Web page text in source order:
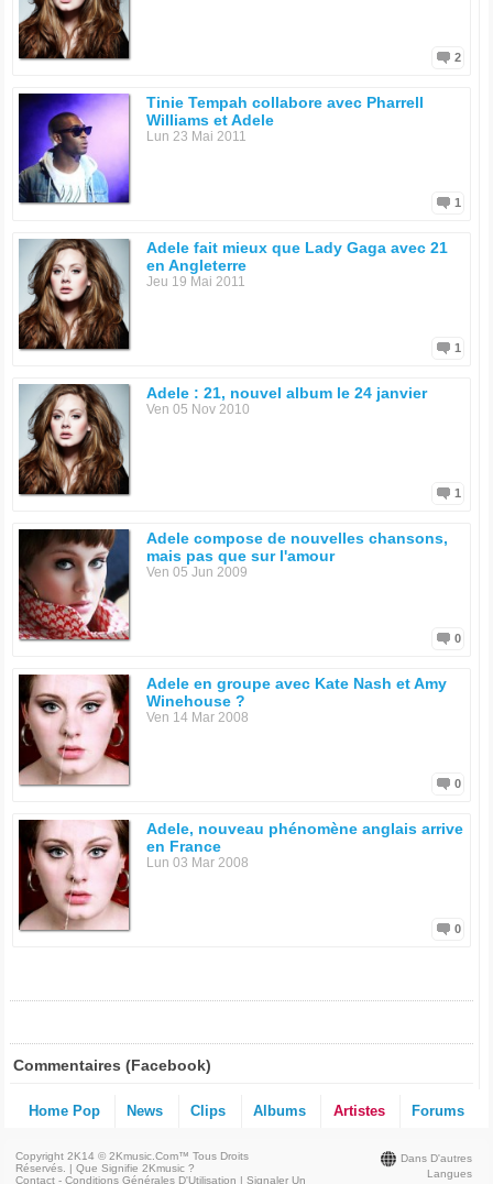
2
Tinie Tempah collabore avec Pharrell
Williams et Adele
Lun 23 Mai 2011
1
Adele fait mieux que Lady Gaga avec 21
en Angleterre
Jeu 19 Mai 2011
1
Adele : 21, nouvel album le 24 janvier
Ven 05 Nov 2010
1
Adele compose de nouvelles chansons,
mais pas que sur l'amour
Ven 05 Jun 2009
0
Adele en groupe avec Kate Nash et Amy
Winehouse ?
Ven 14 Mar 2008
0
Adele, nouveau phénomène anglais arrive
en France
Lun 03 Mar 2008
0
Commentaires (Facebook)
Home Pop News Clips Albums Artistes Forums
Dans D'autres
Langues
Copyright 2K14 © 2Kmusic.com™Tous Droits
Réservés . |Que Signifie 2Kmusic ?
Contact - Conditions Générales D'Utilisation |Signaler Un